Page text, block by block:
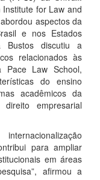
for Law and
aspectos da
e nos Estados
Bustos discutiu a
relacionados às
Pace Law School,
do ensino
acadêmicos da
empresarial
para ampliar
em áreas
afirmou a